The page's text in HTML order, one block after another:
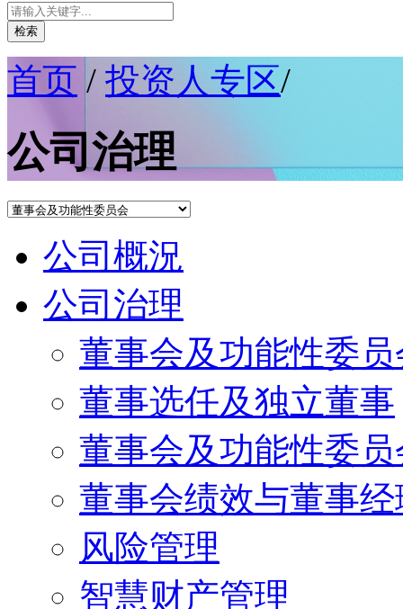
检索
首页 / 投资人专区/
公司治理
公司概況
公司治理
董事会及功能性委员
董事选任及独立董事
董事会及功能性委
董事会绩效与董事
风险管理
智慧财产管理